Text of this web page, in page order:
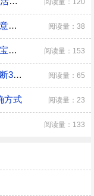
阅读量：120
小孩几岁学写字合适 科普小孩学写字的注意事项 阅读量：38
三岁宝宝多动症和调皮的区别 判断三岁宝宝是多动症和调皮的方法 阅读量：153
三岁小孩特别爱动，是不是多动症 怎么判断3岁多动症？ 阅读量：65
方式 阅读量：23
阅读量：133